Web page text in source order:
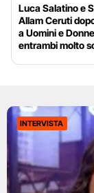
Luca Salatino e
Allam Ceruti
a Uomini e
entrambi molto
INTERVISTA